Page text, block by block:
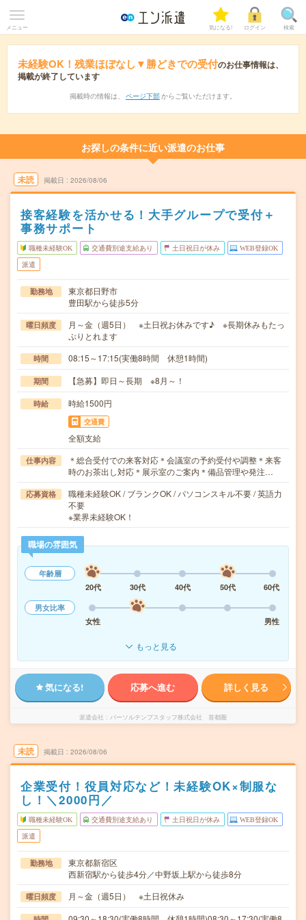
メニュー 気になる! ログイン 検索
未経験OK！残業ほぼなし▼勝どきでの受付のお仕事情報は、
掲載が終了しています
掲載時の情報は、 ページ下部 からご覧いただけます。
お探しの条件に近い派遣のお仕事
未読 掲載日 2026/08/06
接客経験を活かせる！大手グループで受付＋
事務サポート
職種未経験OK 交通費別途支給あり 土日祝日が休み WEB登録OK
派遣
勤務地
東京都日野市
豊田駅から徒歩5分
曜日頻度
月～金（週5日） ※土日祝お休みです♪ ※長期休みもたっ
ぷりとれます
時間 08:15～17:15(実働8時間 休憩1時間)
期間 【急募】即日～長期 ※8月～！
時給 時給1500円
交通費
全額支給
仕事内容
＊総合受付での来客対応＊会議室の予約受付や調整＊来客
時のお茶出し対応＊展示室のご案内＊備品管理や発注…
応募資格
職種未経験OK / ブランクOK / パソコンスキル不要 / 英語力
不要
※業界未経験OK！
職場の雰囲気
年齢層
20代
30代 40代 50代
60代
男女比率
女性
男性
もっと見る
気になる! 応募へ進む 詳しく見る
派遣会社 パーソルテンプスタッフ株式会社 首都圏
未読 掲載日 2026/08/06
企業受付！役員対応など！未経験OK×制服な
し！＼2000円／
職種未経験OK 交通費別途支給あり 土日祝日が休み WEB登録OK
派遣
勤務地
東京都新宿区
西新宿駅から徒歩4分／中野坂上駅から徒歩8分
曜日頻度 月～金（週5日） ※土日祝休み